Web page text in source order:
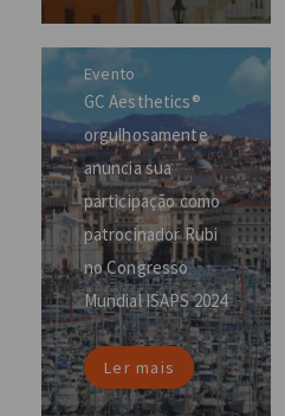
Evento
GC Aesthetics®
orgulhosamente
anuncia sua
participação como
patrocinador Rubi
no Congresso
Mundial ISAPS 2024
Ler mais